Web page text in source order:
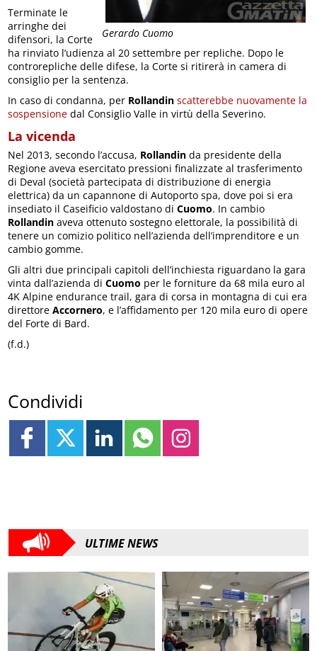
Gerardo Cuomo
Terminate le
arringhe dei
difensori, la Corte
ha rinviato l’udienza al 20 settembre per repliche. Dopo le
controrepliche delle difese, la Corte si ritirerà in camera di
consiglio per la sentenza.
In caso di condanna, per Rollandin scatterebbe nuovamente la
sospensione dal Consiglio Valle in virtù della Severino.
La vicenda
Nel 2013, secondo l’accusa, Rollandin da presidente della
Regione aveva esercitato pressioni finalizzate al trasferimento
di Deval (società partecipata di distribuzione di energia
elettrica) da un capannone di Autoporto spa, dove poi si era
insediato il Caseificio valdostano diCuomo. In cambio
Rollandin aveva ottenuto sostegno elettorale, la possibilità di
tenere un comizio politico nell’azienda dell’imprenditore e un
cambio gomme.
Gli altri due principali capitoli dell’inchiesta riguardano la gara
vinta dall’azienda diCuomo per le forniture da 68 mila euro al
4K Alpine endurance trail, gara di corsa in montagna di cui era
direttoreAccornero, e l’affidamento per 120 mila euro di opere
del Forte di Bard.
(f.d.)
Condividi
ULTIME NEWS